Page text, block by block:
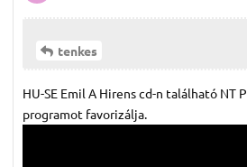
tenkes
HU-SE Emil A Hirens cd-n található NT
programot favorizálja.